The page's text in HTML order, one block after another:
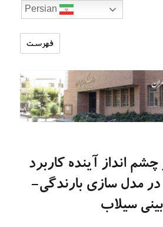
تارنمای
پژوهشی
دانشکده
مهندسی
فهرست
چشم انداز آینده کاربرد
مدل سازی بارندگی-
سیلاب